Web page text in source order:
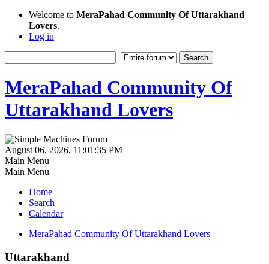
Welcome to MeraPahad Community Of Uttarakhand
Lovers.
Log in
MeraPahad Community Of
Uttarakhand Lovers
August 06, 2026, 11:01:35 PM
Main Menu
Main Menu
Home
Search
Calendar
MeraPahad Community Of Uttarakhand Lovers
Uttarakhand